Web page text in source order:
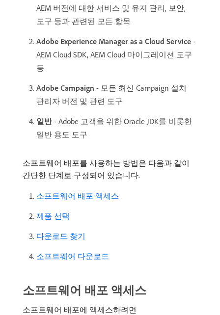
AEM 버전에 대한 서비스 및 유지 관리, 보안,
도구 등과 관련된 모든 항목
Adobe Experience Manager as a Cloud Service -
AEM Cloud SDK, AEM Cloud 마이그레이션 도구
등
Adobe Campaign - 모든 최신 Campaign 설치
관리자 버전 및 관련 도구
일반- Adobe 고객을 위한 Oracle JDK를 비롯한
일반 용도 도구
소프트웨어 배포를 사용하는 방법은 다음과 같이
간단한 단계로 구성되어 있습니다.
소프트웨어 배포 액세스
제품 선택
다운로드 찾기
소프트웨어 다운로드
소프트웨어 배포 액세스
소프트웨어 배포에 액세스하려면